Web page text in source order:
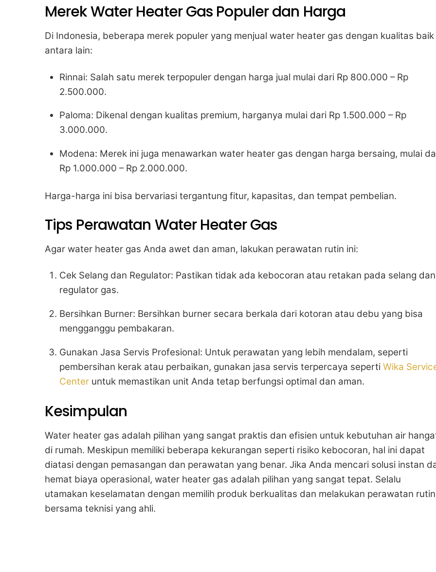
Merek Water Heater Gas Populer dan Harga
Di Indonesia, beberapa merek populer yang menjual water heater gas dengan kualitas baik
antara lain:
Rinnai: Salah satu merek terpopuler dengan harga jual mulai dari Rp 800.000 – Rp
2.500.000.
Paloma: Dikenal dengan kualitas premium, harganya mulai dari Rp 1.500.000 – Rp
3.000.000.
Modena: Merek ini juga menawarkan water heater gas dengan harga bersaing, mulai
Rp 1.000.000 – Rp 2.000.000.
Harga-harga ini bisa bervariasi tergantung fitur, kapasitas, dan tempat pembelian.
Tips Perawatan Water Heater Gas
Agar water heater gas Anda awet dan aman, lakukan perawatan rutin ini:
Cek Selang dan Regulator: Pastikan tidak ada kebocoran atau retakan pada selang dan
regulator gas.
Bersihkan Burner: Bersihkan burner secara berkala dari kotoran atau debu yang bisa
mengganggu pembakaran.
Gunakan Jasa Servis Profesional: Untuk perawatan yang lebih mendalam, seperti
pembersihan kerak atau perbaikan, gunakan jasa servis terpercaya sepertiWika
Center untuk memastikan unit Anda tetap berfungsi optimal dan aman.
Kesimpulan
Water heater gas adalah pilihan yang sangat praktis dan efisien untuk kebutuhan air
di rumah. Meskipun memiliki beberapa kekurangan seperti risiko kebocoran, hal ini dapat
diatasi dengan pemasangan dan perawatan yang benar. Jika Anda mencari solusi instan
hemat biaya operasional, water heater gas adalah pilihan yang sangat tepat. Selalu
utamakan keselamatan dengan memilih produk berkualitas dan melakukan perawatan rutin
bersama teknisi yang ahli.